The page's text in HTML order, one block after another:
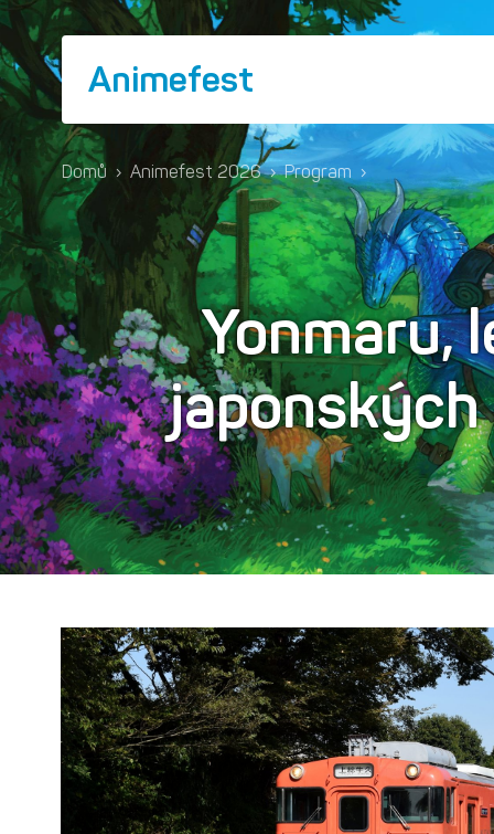
Animefest
Domů › Animefest 2026 › Program ›
Yonmaru,